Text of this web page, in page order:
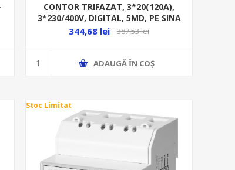
CONTOR TRIFAZAT, 3*20(120A),
3*230/400V, DIGITAL, 5MD, PE SINA
TH-35MM
344,68 lei 387,53 lei
ADAUGĂ ȊN COŞ
Stoc Limitat